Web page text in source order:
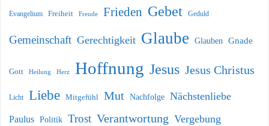
Evangelium Freiheit Freude Frieden Gebet Geduld
Gemeinschaft Gerechtigkeit Glaube Glauben Gnade
Gott Heilung Herz Hoffnung Jesus Jesus Christus
Licht Liebe Mitgefühl Mut Nachfolge Nächstenliebe
Paulus Politik Trost Verantwortung Vergebung